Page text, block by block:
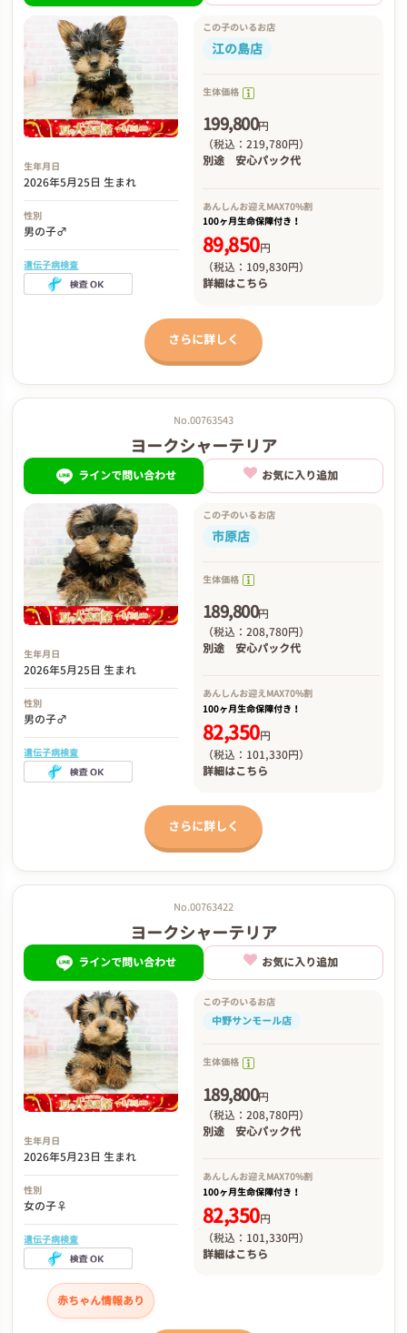
生年月日
2026年5月25日 生まれ
性別
男の子♂
遺伝子病検査
この子のいるお店
江の島店
生体価格
199,800円
（税込：219,780円）
別途 安心パック代
あんしんお迎えMAX70%割
100ヶ月生命保障付き！
89,850円
（税込：109,830円）
詳細はこちら
さらに詳しく
No.00763543
ヨークシャーテリア
ラインで問い合わせ お気に入り追加
生年月日
2026年5月25日 生まれ
性別
男の子♂
遺伝子病検査
この子のいるお店
市原店
生体価格
189,800円
（税込：208,780円）
別途 安心パック代
あんしんお迎えMAX70%割
100ヶ月生命保障付き！
82,350円
（税込：101,330円）
詳細はこちら
さらに詳しく
No.00763422
ヨークシャーテリア
ラインで問い合わせ お気に入り追加
生年月日
2026年5月23日 生まれ
性別
女の子♀
遺伝子病検査
赤ちゃん情報あり
この子のいるお店
中野サンモール店
生体価格
189,800円
（税込：208,780円）
別途 安心パック代
あんしんお迎えMAX70%割
100ヶ月生命保障付き！
82,350円
（税込：101,330円）
詳細はこちら